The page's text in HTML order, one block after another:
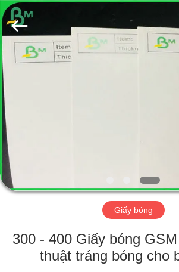
TRANG
CHỦ
CÁC
SẢN
PHẨM
VỀ
TÔI
GUANGZHOU
BMPAPER
CO.,
LTD..
All
Rights
Reserved.
Giấy bóng
300 - 400 Giấy bóng
thuật tráng bóng cho